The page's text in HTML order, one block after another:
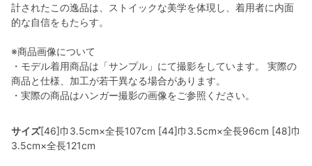
計されたこの逸品は、ストイックな美学を体現し、着用者に内面
的な自信をもたらす。
※商品画像について
・モデル着用商品は「サンプル」にて撮影をしています。 実際の
商品と仕様、加工が若干異なる場合があります。
・実際の商品はハンガー撮影の画像をご参照ください。
サイズ[46]巾3.5cm×全長107cm [44]巾3.5cm×全長96cm [48]巾
3.5cm×全長121cm